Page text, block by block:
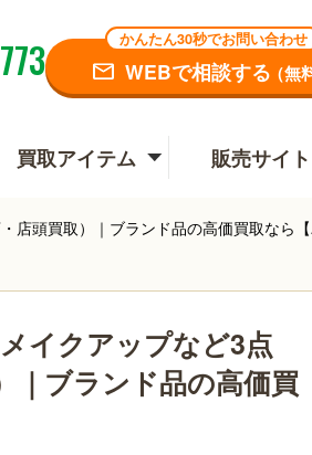
かんたん30秒でお問い合わせ
WEBで相談する（無
買取アイテム 販売サイト
頭買取）｜ブランド品の高価買取なら【
イクアップなど3点
｜ブランド品の高価買